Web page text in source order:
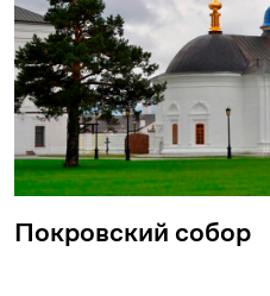
Покровский собор